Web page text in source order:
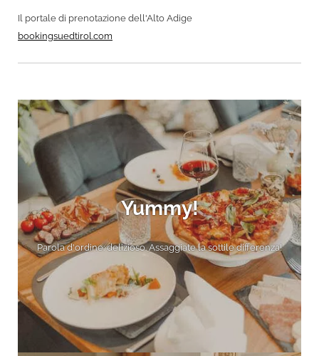
Il portale di prenotazione dell'Alto Adige
bookingsuedtirol.com
Yummy!
Parola d'ordine: delizioso. Assaggiate la sottile differenza!